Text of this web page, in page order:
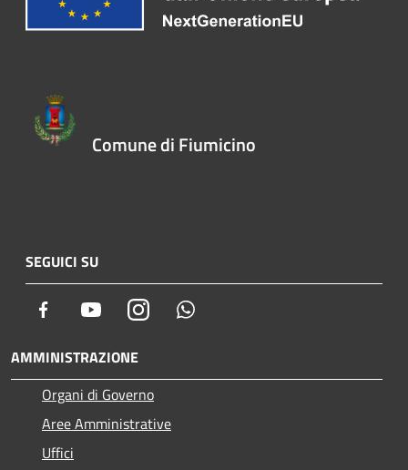
Comune di Fiumicino
SEGUICI SU
Facebook YoutubeInstagram
AMMINISTRAZIONE
Organi di Governo
Aree Amministrative
Uffici